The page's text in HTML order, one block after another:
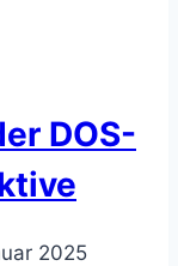
DOS-
2025